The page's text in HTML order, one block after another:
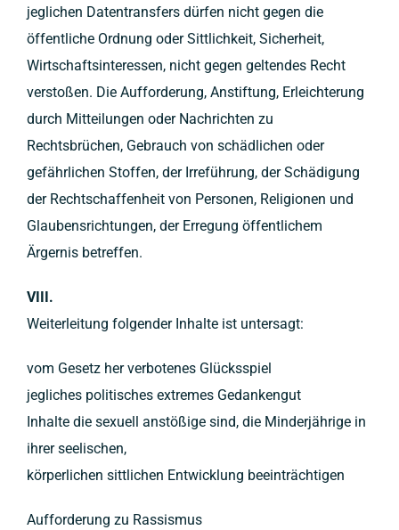
jeglichen Datentransfers dürfen nicht gegen die
öffentliche Ordnung oder Sittlichkeit, Sicherheit,
Wirtschaftsinteressen, nicht gegen geltendes Recht
verstoßen. Die Aufforderung, Anstiftung, Erleichterung
durch Mitteilungen oder Nachrichten zu
Rechtsbrüchen, Gebrauch von schädlichen oder
gefährlichen Stoffen, der Irreführung, der Schädigung
der Rechtschaffenheit von Personen, Religionen und
Glaubensrichtungen, der Erregung öffentlichem
Ärgernis betreffen.
VIII.
Weiterleitung folgender Inhalte ist untersagt:
vom Gesetz her verbotenes Glücksspiel
jegliches politisches extremes Gedankengut
Inhalte die sexuell anstößige sind, die Minderjährige in
ihrer seelischen,
körperlichen sittlichen Entwicklung beeinträchtigen
Aufforderung zu Rassismus